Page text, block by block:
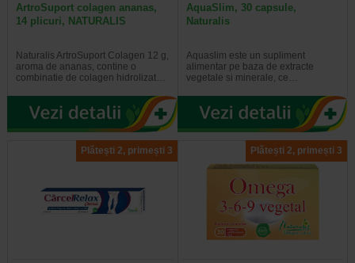
ArtroSuport colagen ananas,
14 plicuri, NATURALIS
Naturalis ArtroSuport Colagen 12 g,
aroma de ananas, contine o
combinatie de colagen hidrolizat…
AquaSlim, 30 capsule,
Naturalis
Aquaslim este un supliment
alimentar pe baza de extracte
vegetale si minerale, ce…
Plătești 2, primești 3 Plătești 2, primești 3